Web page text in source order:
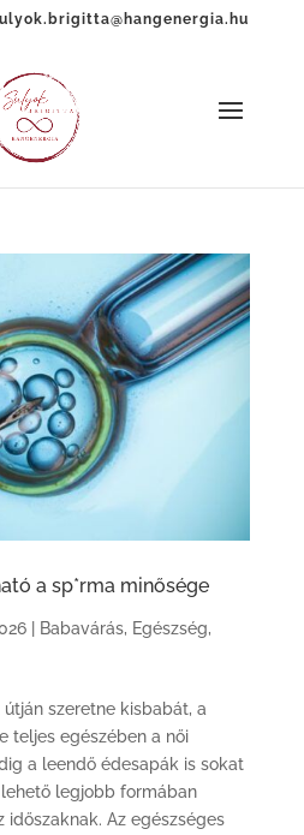
a sp*rma minősége
| Babavárás, Egészség,
szeretne kisbabát, a
teljes egészében a női
a leendő édesapák is sokat
legjobb formában
időszaknak. Az egészséges